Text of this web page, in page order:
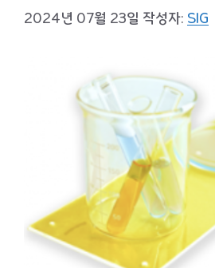
2024년 07월 23일 작성자: SIG